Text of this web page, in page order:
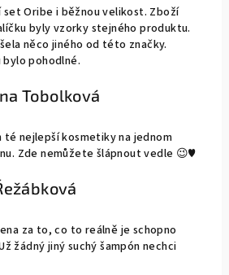
set Oribe i běžnou velikost. Zboží
byly vzorky stejného produktu.
něco jiného od této značky.
bylo pohodlné.
Tobolková
obchodu je 5 z 5 hvězdiček.
té nejlepší kosmetiky na jednom
Zde nemůžete šlápnout vedle 😉♥️
obchodu je 5 z 5 hvězdiček.
za to, co to reálně je schopno
žádný jiný suchý šampón nechci